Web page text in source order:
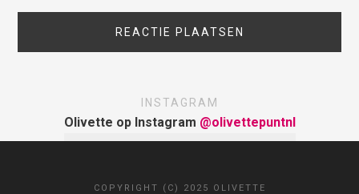
INSTAGRAM
Olivette op Instagram @olivettepuntnl
COPYRIGHT (C) 2025 OLIVETTE